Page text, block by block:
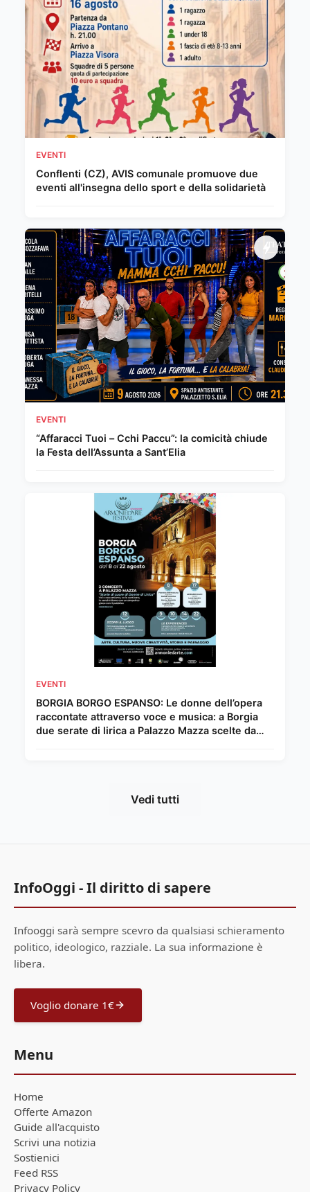
EVENTI
Conflenti (CZ), AVIS comunale promuove due
eventi all'insegna dello sport e della solidarietà
EVENTI
“Affaracci Tuoi – Cchi Paccu”: la comicità chiude
la Festa dell’Assunta a Sant’Elia
EVENTI
BORGIA BORGO ESPANSO: Le donne dell’opera
raccontate attraverso voce e musica: a Borgia
due serate di lirica a Palazzo Mazza scelte da
Vedi tutti
InfoOggi - Il diritto di sapere
Infooggi sarà sempre scevro da qualsiasi schieramento
politico, ideologico, razziale. La sua informazione è
libera.
Voglio donare 1€
Menu
Home
Offerte Amazon
Guide all'acquisto
Scrivi una notizia
Sostienici
Feed RSS
Privacy Policy